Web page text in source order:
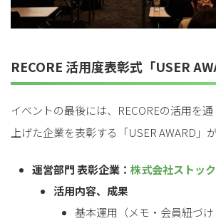
RECORE 活用度表彰式「USER
イベントの最後には、RECOREの活用を
上げた企業を表彰する「USER AWARD」
運営部門 表彰企業： 株式会社ストッ
活用内容、成果
基本運用（メモ・会員紐づけ